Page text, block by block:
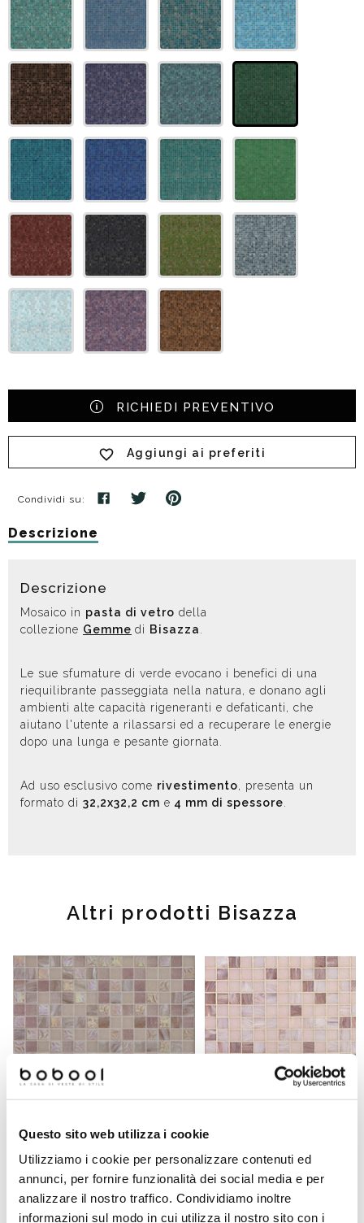
Questo sito web utilizza i cookie
Utilizziamo i cookie per personalizzare contenuti ed
annunci, per fornire funzionalità dei social media e per
analizzare il nostro traffico. Condividiamo inoltre
informazioni sul modo in cui utilizza il nostro sito con i
RICHIEDI PREVENTIVO
Aggiungi ai preferiti
Condividi su:
Descrizione
Descrizione
Mosaico in pasta di vetro della
collezione Gemme di Bisazza
Le sue sfumature di verde evocano i benefici di una
riequilibrante passeggiata nella natura, e donano agli
ambienti alte capacità rigeneranti e defaticanti, che
aiutano l'utente a rilassarsi ed a recuperare le energie
dopo una lunga e pesante giornata.
Ad uso esclusivo come rivestimento, presenta un
formato di 32,2x32,2 cm e 4 mm di spessore
Altri prodotti Bisazza
Mosaico di vetro Amanda con kit
installazione - Miscele 20, Bisazza
Mosaico di vetro Ginko con
installazione - Miscele 20,